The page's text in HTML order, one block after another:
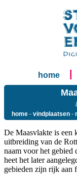
home
home - vindplaatsen -
De Maasvlakte is een
uitbreiding van de
naam voor het gebied
heet het later
gebieden zijn rijk aan